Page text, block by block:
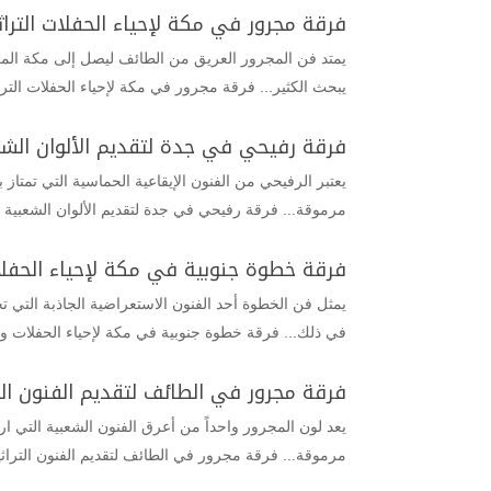
فرقة مجرور في مكة لإحياء الحفلات
يمتد فن المجرور العريق من الطائف ليصل إلى مكة
يبحث الكثير... فرقة مجرور في مكة لإحياء الحفلات
فرقة رفيحي في جدة لتقديم الألوان
يعتبر الرفيحي من الفنون الإيقاعية الحماسية التي
مرموقة... فرقة رفيحي في جدة لتقديم الألوان الشعبية
فرقة خطوة جنوبية في مكة لإحياء
يمثل فن الخطوة أحد الفنون الاستعراضية الجاذبة
في ذلك... فرقة خطوة جنوبية في مكة لإحياء الحفلات
فرقة مجرور في الطائف لتقديم الفنون
يعد لون المجرور واحداً من أعرق الفنون الشعبية التي
مرموقة... فرقة مجرور في الطائف لتقديم الفنون